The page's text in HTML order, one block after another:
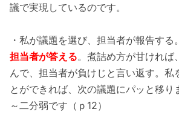
議で実現しているのです。
・私が議題を選び、担当者が報告する。
担当者が答える。煮詰め方が甘ければ
んで、担当者が負けじと言い返す。私
とができれば、次の議題にパッと移り
～二分弱です（ｐ12）